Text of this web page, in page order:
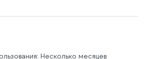
Несколько месяцев